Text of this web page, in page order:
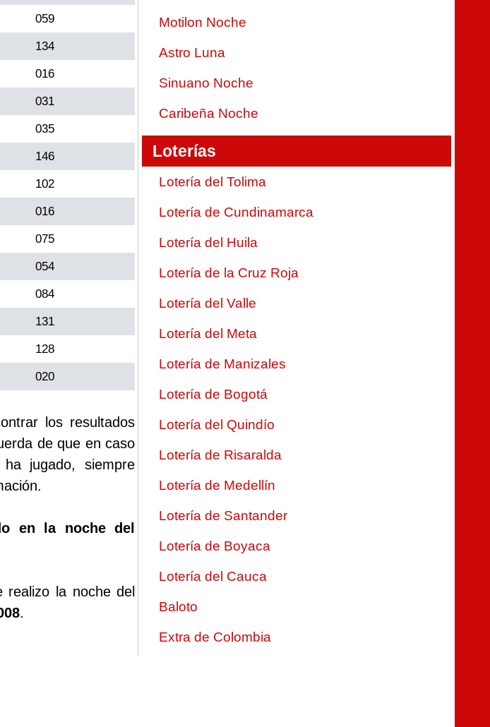
059
134
016
031
035
146
102
016
075
054
084
131
128
020
los resultados
de que en caso
jugado, siempre
en la noche del
la noche del
.
Motilon Noche
Astro Luna
Sinuano Noche
Caribeña Noche
Loterías
Lotería del Tolima
Lotería de Cundinamarca
Lotería del Huila
Lotería de la Cruz Roja
Lotería del Valle
Lotería del Meta
Lotería de Manizales
Lotería de Bogotá
Lotería del Quindío
Lotería de Risaralda
Lotería de Medellín
Lotería de Santander
Lotería de Boyaca
Lotería del Cauca
Baloto
Extra de Colombia